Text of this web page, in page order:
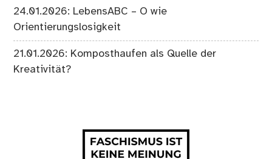
24.01.2026: LebensABC – O wie
Orientierungslosigkeit
21.01.2026: Komposthaufen als Quelle der
Kreativität?